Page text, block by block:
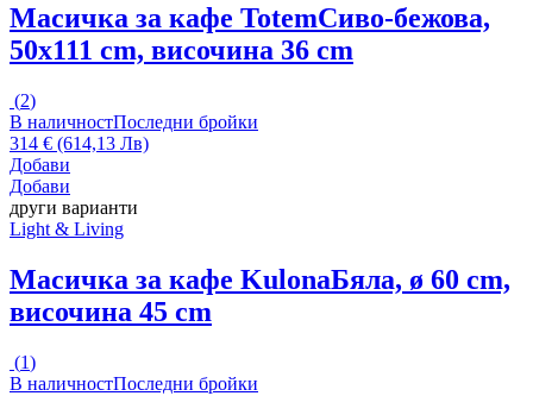
Масичка за кафе TotemСиво-бежова,
50x111 cm, височина 36 cm
(2)
В наличностПоследни бройки
314 € (614,13 Лв)
Добави
Добави
други варианти
Light & Living
Масичка за кафе KulonaБяла, ø 60 cm,
височина 45 cm
(1)
В наличностПоследни бройки